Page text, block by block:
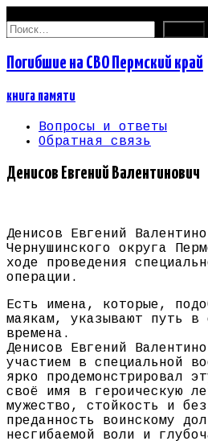
Найти:
Погибшие на СВО Пермский край
книга памяти
Вопросы и ответы
Обратная связь
Денисов Евгений Валентинович
Денисов Евгений
Чернушинского округа
ходе проведения
операции.
Есть имена, которые,
маякам, указывают путь в
времена.
Денисов Евгений
участием в специальной
ярко продемонстрировал
своё имя в героическую
мужество, стойкость и
преданность воинскому
несгибаемой воли и